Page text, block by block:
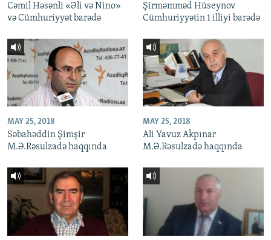
Cəmil Həsənli «Əli və Nino»
və Cümhuriyyət barədə
Şirməmməd Hüseynov
Cümhuriyyətin 1 illiyi barədə
MAY 25, 2018
Səbahəddin Şimşir
M.Ə.Rəsulzadə haqqında
MAY 25, 2018
Ali Yavuz Akpınar
M.Ə.Rəsulzadə haqqında